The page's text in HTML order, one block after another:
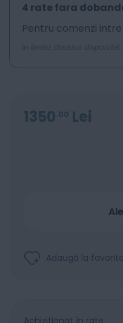
4 rate fara
Pentru comenzi intre
In limita stocului disponibil.
1350 00 Lei
Adaugă la favorite